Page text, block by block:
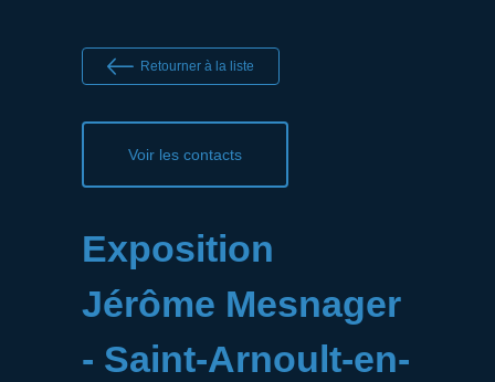
Retourner à la liste
Voir les contacts
Exposition
Jérôme Mesnager
- Saint-Arnoult-en-